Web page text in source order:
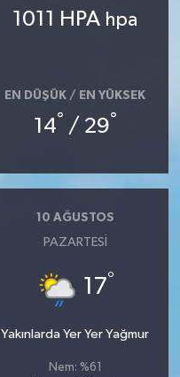
1011 HPA hpa
EN DÜŞÜK / EN YÜKSEK
14° / 29°
10 AĞUSTOS
PAZARTESI
17°
Yakınlarda Yer Yer Yağmur
Nem: %61